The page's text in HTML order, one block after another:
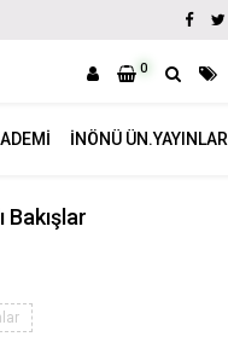
0
İNÖNÜ ÜN.YAYINLARI
Bakışlar